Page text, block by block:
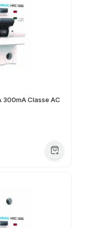
300mA Classe AC